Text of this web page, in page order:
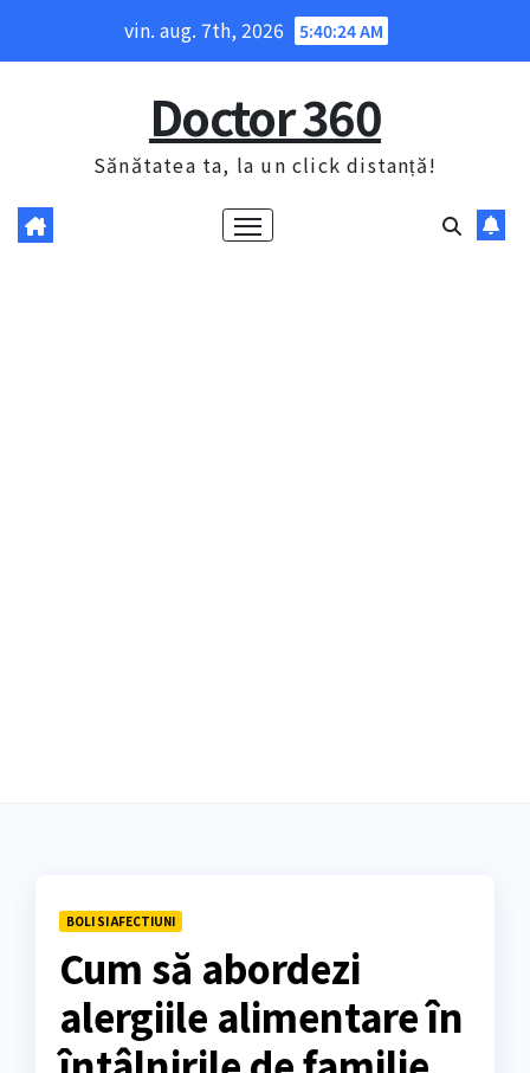
vin. aug. 7th, 2026 5:40:25 AM
Doctor 360
Sănătatea ta, la un click distanță!
BOLI SI AFECTIUNI
Cum să abordezi
alergiile alimentare în